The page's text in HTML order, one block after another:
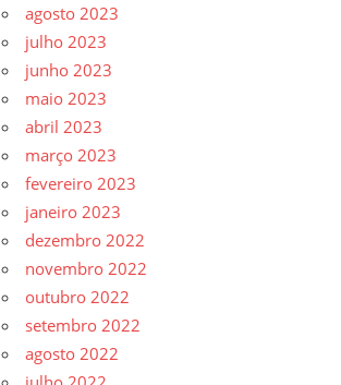
agosto 2023
julho 2023
junho 2023
maio 2023
abril 2023
março 2023
fevereiro 2023
janeiro 2023
dezembro 2022
novembro 2022
outubro 2022
setembro 2022
agosto 2022